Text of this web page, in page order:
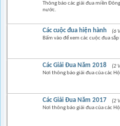
Thông báo các giải đua miền
nước.
Các cuộc đua hiện hành
(6
Bấm vào để xem các cuộc đua
Các Giải Đua Năm 2018
(2
Nơi thông báo giải đua của các
Các Giải Đua Năm 2017
(2
Nơi thông báo giải đua của các